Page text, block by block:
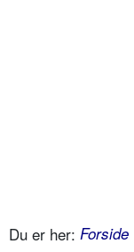
Du er her: Forside